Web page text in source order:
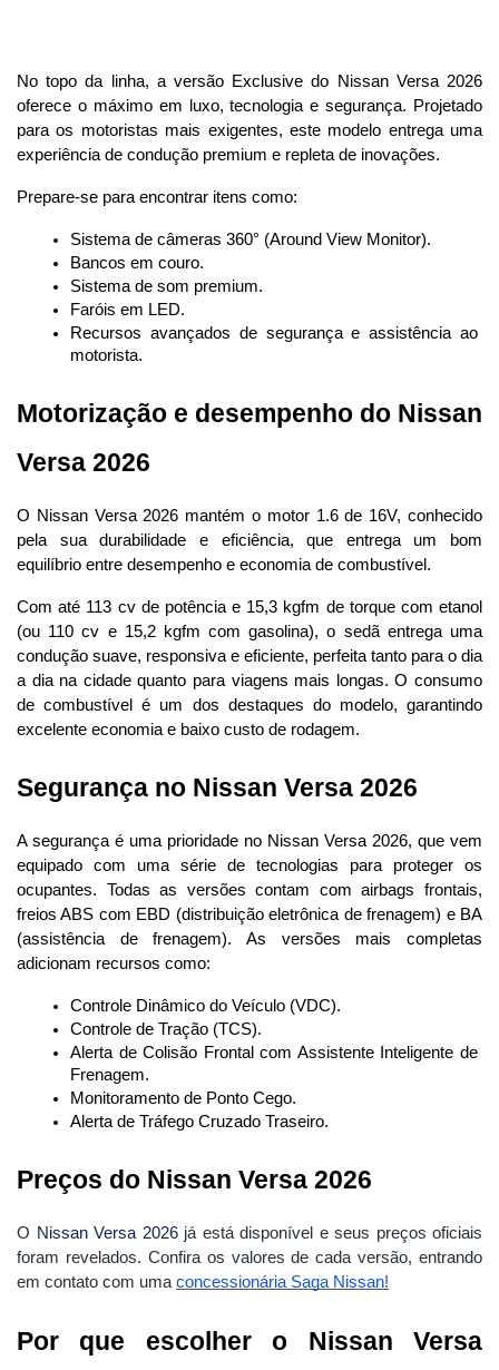
No topo da linha, a versão Exclusive do Nissan Versa 2026
oferece o máximo em luxo, tecnologia e segurança. Projetado
para os motoristas mais exigentes, este modelo entrega uma
experiência de condução premium e repleta de inovações.
Prepare-se para encontrar itens como:
Sistema de câmeras 360° (Around View Monitor).
Bancos em couro.
Sistema de som premium.
Faróis em LED.
Recursos avançados de segurança e assistência ao
motorista.
Motorização e desempenho do Nissan
Versa 2026
O Nissan Versa 2026 mantém o motor 1.6 de 16V, conhecido
pela sua durabilidade e eficiência, que entrega um bom
equilíbrio entre desempenho e economia de combustível.
Com até 113 cv de potência e 15,3 kgfm de torque com etanol
(ou 110 cv e 15,2 kgfm com gasolina), o sedã entrega uma
condução suave, responsiva e eficiente, perfeita tanto para o dia
a dia na cidade quanto para viagens mais longas. O consumo
de combustível é um dos destaques do modelo, garantindo
excelente economia e baixo custo de rodagem.
Segurança no Nissan Versa 2026
A segurança é uma prioridade no Nissan Versa 2026, que vem
equipado com uma série de tecnologias para proteger os
ocupantes. Todas as versões contam com airbags frontais,
freios ABS com EBD (distribuição eletrônica de frenagem) e BA
(assistência de frenagem). As versões mais completas
adicionam recursos como:
Controle Dinâmico do Veículo (VDC).
Controle de Tração (TCS).
Alerta de Colisão Frontal com Assistente Inteligente de
Frenagem.
Monitoramento de Ponto Cego.
Alerta de Tráfego Cruzado Traseiro.
Preços do Nissan Versa 2026
O Nissan Versa 2026já está disponível e seus preços oficiais
foram revelados. Confira os valores de cada versão, entrando
em contato com uma concessionária Saga Nissan!
Por que escolher o Nissan Versa